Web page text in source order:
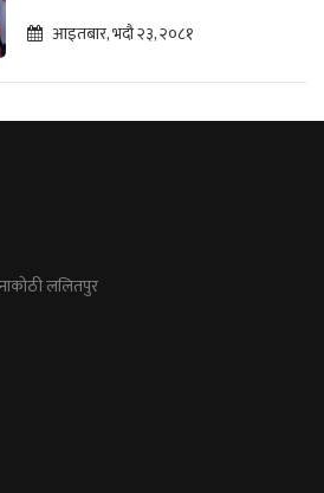
आइतबार, भदौ २३, २०८१
ललितपुर